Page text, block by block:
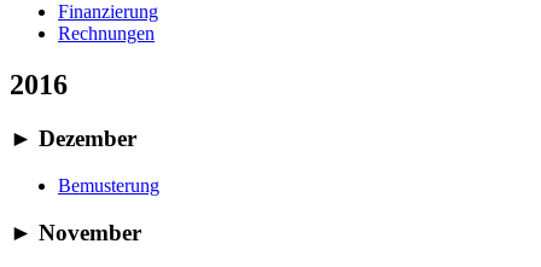
Finanzierung
Rechnungen
2016
► Dezember
Bemusterung
► November